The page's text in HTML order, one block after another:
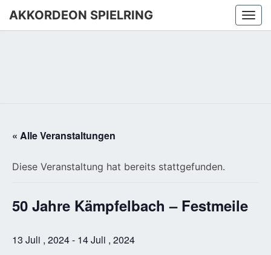
AKKORDEON SPIELRING
« Alle Veranstaltungen
Diese Veranstaltung hat bereits stattgefunden.
50 Jahre Kämpfelbach – Festmeile
13 Juli , 2024- 14 Juli , 2024